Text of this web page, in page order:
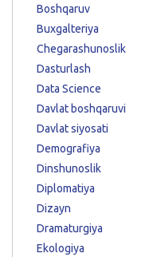
Boshqaruv
Buxgalteriya
Chegarashunoslik
Dasturlash
Data Science
Davlat boshqaruvi
Davlat siyosati
Demografiya
Dinshunoslik
Diplomatiya
Dizayn
Dramaturgiya
Ekologiya